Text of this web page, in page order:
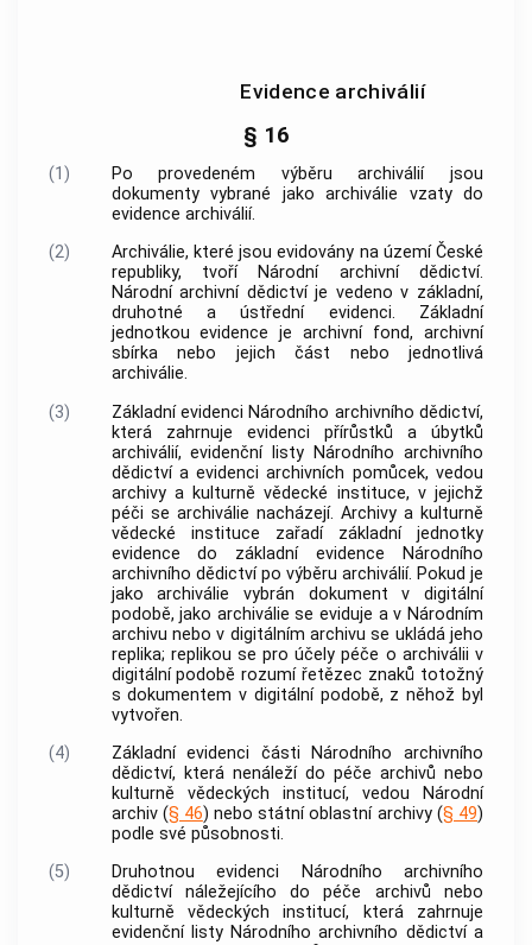
Evidence archiválií
§ 16
(1) Po provedeném výběru archiváliíjsou
dokumentyvybrané jako archiválie vzaty do
evidence archiválií.
(2)
Archiválie, které jsou evidovány na území České
republiky, tvoří Národní archivní dědictví.
Národní archivní dědictví je vedeno v základní,
druhotné a ústřední evidenci. Základní
jednotkou evidence jearchivní fond,archivní
sbírkanebo jejich část nebo jednotlivá
archiválie.
(3)
Základní evidenci Národního archivního dědictví,
která zahrnuje evidenci přírůstků a úbytků
archiválií, evidenční listy Národního archivního
dědictví a evidenciarchivních pomůcek, vedou
archivya kulturně vědecké instituce, v jejichž
péči se archiválie nacházejí. Archivya kulturně
vědecké instituce zařadí základní jednotky
evidence do základní evidence Národního
archivního dědictví po výběru archiválií. Pokud je
jakoarchiválie vybrán dokument v digitální
podobě, jako archiválie se eviduje a v Národním
archivu nebo v digitálním archivu se ukládá jeho
replika; replikou se pro účelypéče o archiválii v
digitální podobě rozumí řetězec znaků totožný
sdokumentem v digitální podobě, z něhož byl
vytvořen.
(4)
Základní evidenci části Národního archivního
dědictví, která nenáleží do péče archivů nebo
kulturně vědeckých institucí, vedou
Národní
archiv(§ 46) nebo státní oblastní archivy(§ 49)
podle své působnosti.
(5)
Druhotnou evidenci Národního archivního
dědictví náležejícího do péče archivů nebo
kulturně vědeckých institucí, která zahrnuje
evidenční listy Národního archivního dědictví a